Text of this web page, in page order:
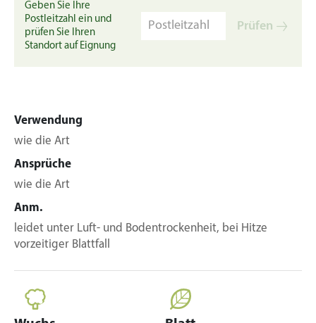
Geben Sie Ihre
Postleitzahl ein und
prüfen Sie Ihren
Standort auf Eignung
Prüfen
Verwendung
wie die Art
Ansprüche
wie die Art
Anm.
leidet unter Luft- und Bodentrockenheit, bei Hitze
vorzeitiger Blattfall